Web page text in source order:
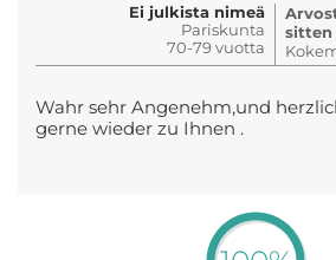
Ei julkista nimeä
Pariskunta
70-79 vuotta
sitten
Wahr sehr Angenehm,und
gerne wieder zu Ihnen .